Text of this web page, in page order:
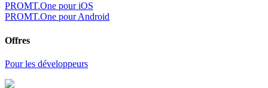
PROMT.One pour iOS
PROMT.One pour Android
Offres
Pour les développeurs